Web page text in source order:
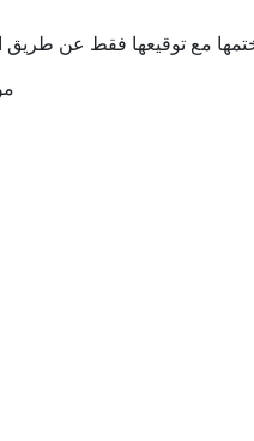
مع توقيعها فقط عن طريق